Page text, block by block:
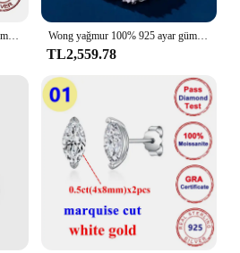
QooLady moda 925 ayar gümüş markiz kesim kübik zirkon göz kamaştırıcı düğün nişan yüzükler kadınlar için güzel takı SE012 Wong yağmur 100% 925 ayar gümüş yuvarlak markiz kesim simüle mozanit taş lüks bilezikler güzel takı noel hediyesi
TL2,559.78